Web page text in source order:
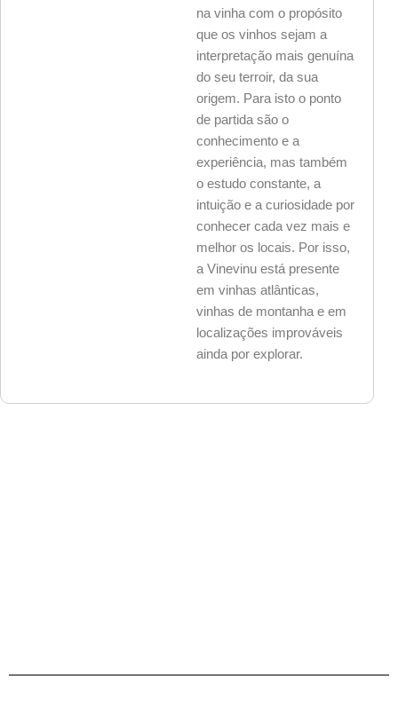
na vinha com o propósito
que os vinhos sejam a
interpretação mais genuína
do seu terroir, da sua
origem. Para isto o ponto
de partida são o
conhecimento e a
experiência, mas também
o estudo constante, a
intuição e a curiosidade por
conhecer cada vez mais e
melhor os locais. Por isso,
a Vinevinu está presente
em vinhas atlânticas,
vinhas de montanha e em
localizações improváveis
ainda por explorar.